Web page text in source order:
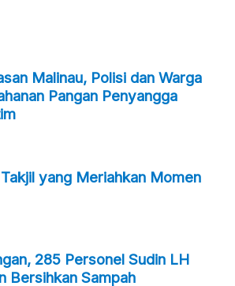
Malinau, Polisi dan Warga
Pangan Penyangga
yang Meriahkan Momen
285 Personel Sudin LH
Bersihkan Sampah